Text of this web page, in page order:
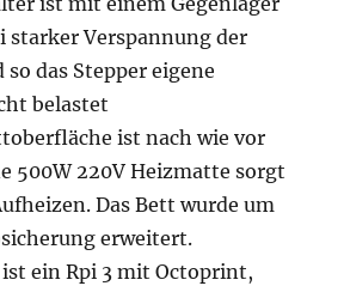
starker Verspannung der
das Stepper eigene
belastet
ist nach wie vor
500W 220V Heizmatte sorgt
Das Bett wurde um
erweitert.
ein Rpi 3 mit Octoprint,